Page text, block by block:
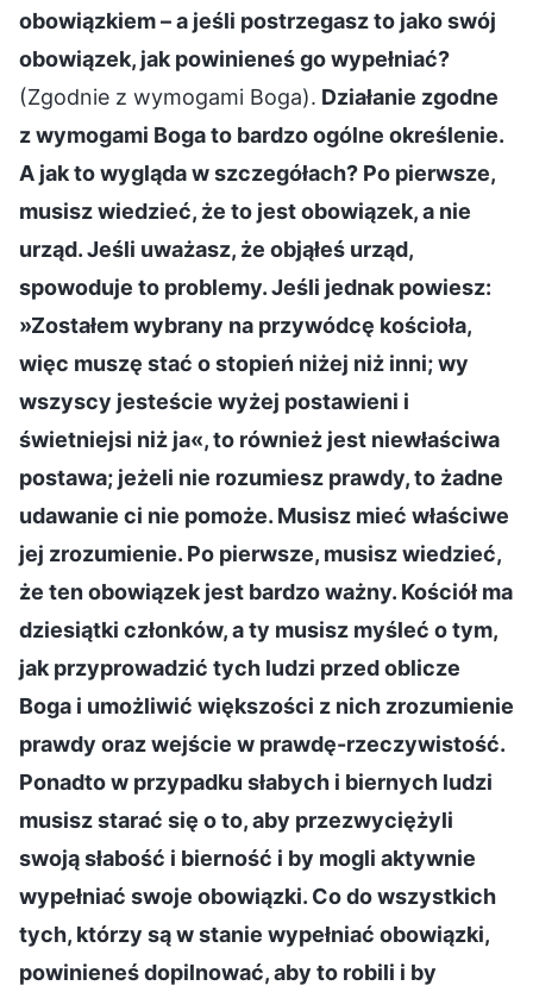
obowiązkiem – a jeśli postrzegasz to jako swój
obowiązek, jak powinieneś go wypełniać?
(Zgodnie z wymogami Boga). Działanie zgodne
z wymogami Boga to bardzo ogólne określenie.
A jak to wygląda w szczegółach? Po pierwsze,
musisz wiedzieć, że to jest obowiązek, a nie
urząd. Jeśli uważasz, że objąłeś urząd,
spowoduje to problemy. Jeśli jednak powiesz:
»Zostałem wybrany na przywódcę kościoła,
więc muszę stać o stopień niżej niż inni; wy
wszyscy jesteście wyżej postawieni i
świetniejsi niż ja«, to również jest niewłaściwa
postawa; jeżeli nie rozumiesz prawdy, to żadne
udawanie ci nie pomoże. Musisz mieć właściwe
jej zrozumienie. Po pierwsze, musisz wiedzieć,
że ten obowiązek jest bardzo ważny. Kościół ma
dziesiątki członków, a ty musisz myśleć o tym,
jak przyprowadzić tych ludzi przed oblicze
Boga i umożliwić większości z nich zrozumienie
prawdy oraz wejście w prawdę-rzeczywistość.
Ponadto w przypadku słabych i biernych ludzi
musisz starać się o to, aby przezwyciężyli
swoją słabość i bierność i by mogli aktywnie
wypełniać swoje obowiązki. Co do wszystkich
tych, którzy są w stanie wypełniać obowiązki,
powinieneś dopilnować, aby to robili i by